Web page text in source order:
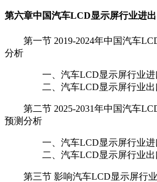
第六章中国汽车LCD显示屏行业进
第一节 2019-2024年中国汽车
分析
一、汽车LCD显示屏行业进
二、汽车LCD显示屏行业出
第二节 2025-2031年中国汽车
预测分析
一、汽车LCD显示屏行业进
二、汽车LCD显示屏行业出
第三节 影响汽车LCD显示屏行业